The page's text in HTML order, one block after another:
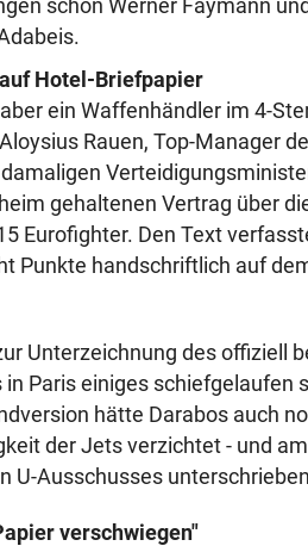
schon Werner Faymann
Hotel-Briefpapier
ein Waffenhändler im 4-
Rauen, Top-Manager
gehaltenen Vertrag über
Eurofighter. Den Text
Punkte handschriftlich auf
Unterzeichnung des offiziell
Paris einiges schiefgelaufen
hätte Darabos auch
der Jets verzichtet - und
U-Ausschusses
verschwiegen"